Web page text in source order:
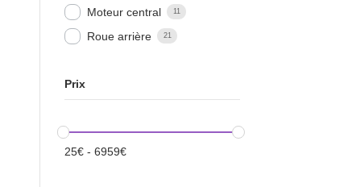
Moteur central 11
Roue arrière 21
Prix
25€ -6959€